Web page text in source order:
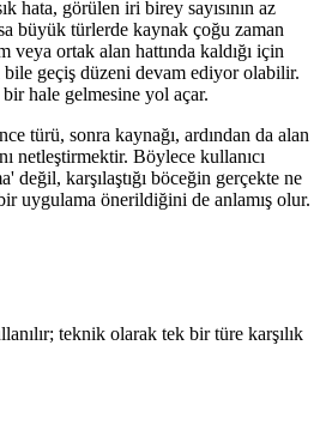
hata, görülen iri birey sayısının az
büyük türlerde kaynak çoğu zaman
veya ortak alan hattında kaldığı için
bile geçiş düzeni devam ediyor olabilir.
hale gelmesine yol açar.
türü, sonra kaynağı, ardından da alan
netleştirmektir. Böylece kullanıcı
değil, karşılaştığı böceğin gerçekte ne
uygulama önerildiğini de anlamış olur.
teknik olarak tek bir türe karşılık